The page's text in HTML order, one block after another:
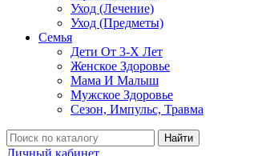
Уход (Лечение)
Уход (Предметы)
Семья
Дети От 3-Х Лет
Женское Здоровье
Мама И Малыш
Мужское Здоровье
Сезон, Импульс, Травма
Найти
Личный кабинет